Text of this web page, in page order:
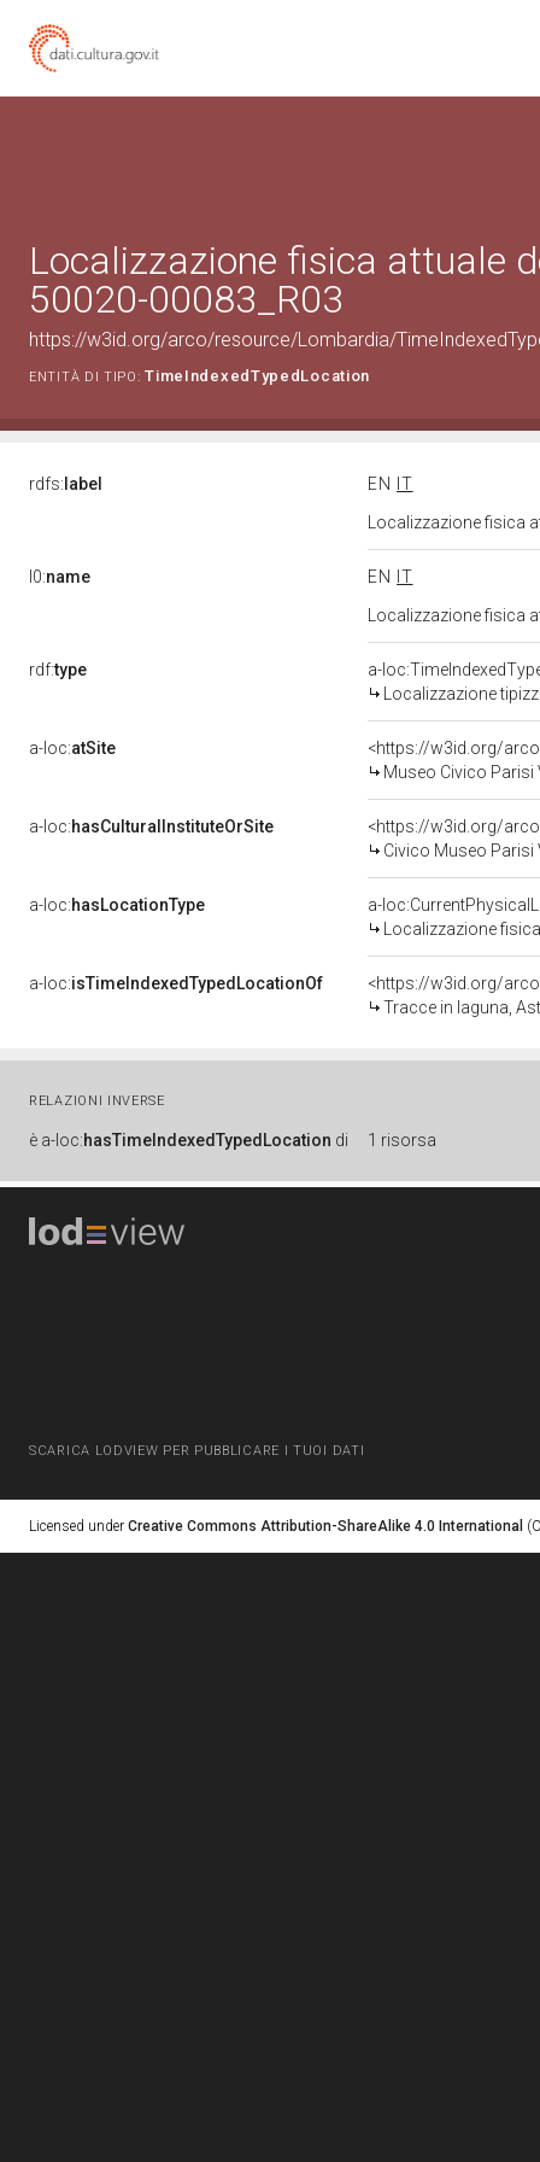
Localizzazione fisica attuale
50020-00083_R03
https://w3id.org/arco/resource/Lombardia/
ENTITÀ DI TIPO: TimeIndexedTypedLocation
rdfs: label EN
IT
Localizzazione fisica
l0:name EN
IT
Localizzazione fisica
rdf:type
a-
Localizzazione
a-loc:atSite
<https://w3id.org/
Museo Civico Parisi
a-loc:hasCulturalInstituteOrSite
Civico Museo Parisi
a-loc:hasLocationType
a-
Localizzazione
a-loc:isTimeIndexedTypedLocationOf
<https://w3id.org/
Tracce in laguna,
RELAZIONI INVERSE
è a-loc:hasTimeIndexedTypedLocation di 1 risorsa
SCARICA LODVIEW PER PUBBLICARE I TUOI DATI
Licensed under Creative Commons Attribution-ShareAlike 4.0 International